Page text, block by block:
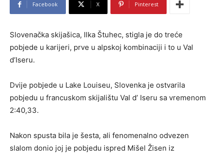
Facebook X Pinterest
Slovenačka skijašica, Ilka Štuhec, stigla je do treće
pobjede u karijeri, prve u alpskoj kombinaciji i to u Val
d’Iseru.
Dvije pobjede u Lake Louiseu, Slovenka je ostvarila
pobjedu u francuskom skijalištu Val d’ Iseru sa vremenom
2:40,33.
Nakon spusta bila je šesta, ali fenomenalno odvezen
slalom donio joj je pobjedu ispred Mišel Žisen iz